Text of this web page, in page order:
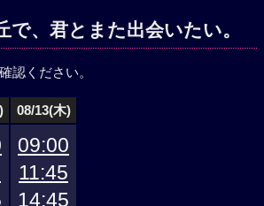
で、君とまた出会いたい。
認ください。
08/13(木)
09:00
11:45
14:45